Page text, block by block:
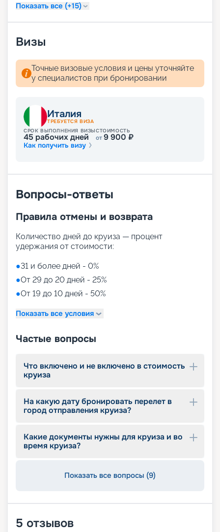
расписание круизов и цены на сезон 2026 - 2027
компании «Круиз.онлайн» можно не выходя из
Показать все (+15)
Визы
Точные визовые условия и цены уточняйте
у специалистов при бронировании
Италия
ТРЕБУЕТСЯ ВИЗА
СРОК ВЫПОЛНЕНИЯ ВИЗЫ
45 рабочих дней
СТОИМОСТЬ
от9 900 ₽
Как получить визу
Вопросы-ответы
Правила отмены и возврата
Количество дней до круиза — процент
удержания от стоимости:
●31 и более дней - 0%
●От 29 до 20 дней - 25%
●От 19 до 10 дней - 50%
Показать все условия
Частые вопросы
Что включено и не включено в стоимость
круиза
На какую дату бронировать перелет в
город отправления круиза?
Какие документы нужны для круиза и во
время круиза?
Показать все вопросы (9)
5 отзывов